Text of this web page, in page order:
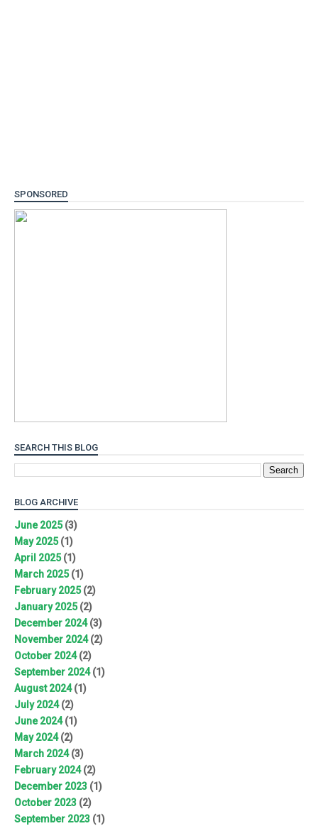
SPONSORED
SEARCH THIS BLOG
BLOG ARCHIVE
June 2025(3)
May 2025(1)
April 2025(1)
March 2025(1)
February 2025(2)
January 2025(2)
December 2024(3)
November 2024(2)
October 2024(2)
September 2024(1)
August 2024(1)
July 2024(2)
June 2024(1)
May 2024(2)
March 2024(3)
February 2024(2)
December 2023 (1)
October 2023 (2)
September 2023 (1)